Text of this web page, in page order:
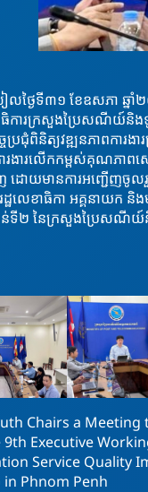
លថ្ងៃទី៣១ ខែឧសភា ឆ្នាំ
ាធិការក្រសួងប្រៃសណីយ៍និង
រជុំពិនិត្យវឌ្ឍនភាពការងារ
រងារលើកកម្ពស់គុណភាពស
ញ ដោយមានការអញ្ជើញចូល
លេខាធិកា អគ្គនាយក និង
ន់ទី២ នៃក្រសួងប្រៃសណីយ៍
Chairs a Meeting
Executive
Service Quality
Phnom Penh